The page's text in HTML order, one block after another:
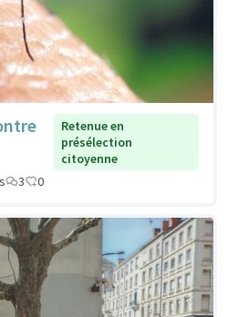
Retenue en
présélection
citoyenne
3 0